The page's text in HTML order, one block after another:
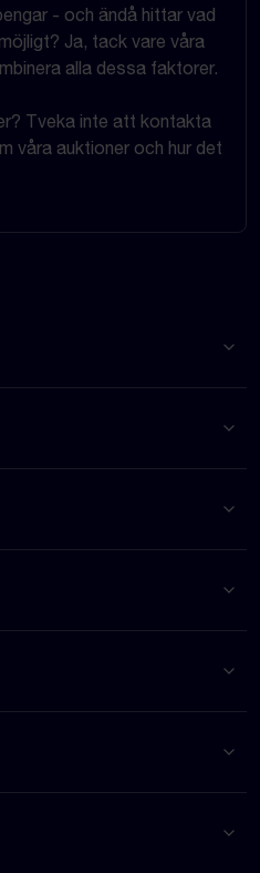
- och ändå hittar vad
Ja, tack vare våra
alla dessa faktorer.
Tveka inte att kontakta
våra auktioner och hur det